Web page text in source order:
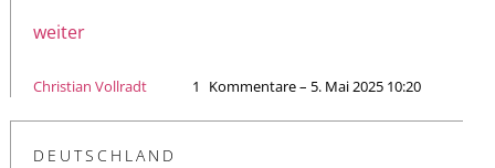
weiter
Christian Vollradt 1 Kommentare – 5. Mai 2025 10:20
DEUTSCHLAND